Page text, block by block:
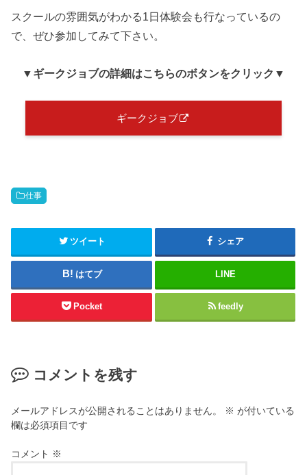
スクールの雰囲気がわかる1日体験会も行なっているの
で、ぜひ参加してみて下さい。
▼ギークジョブの詳細はこちらのボタンをクリック ▼
ギークジョブ
仕事
ツイート シェア
はてブ LINE
Pocket feedly
コメントを残す
メールアドレスが公開されることはありません。 ※ が付いている
欄は必須項目です
コメント ※